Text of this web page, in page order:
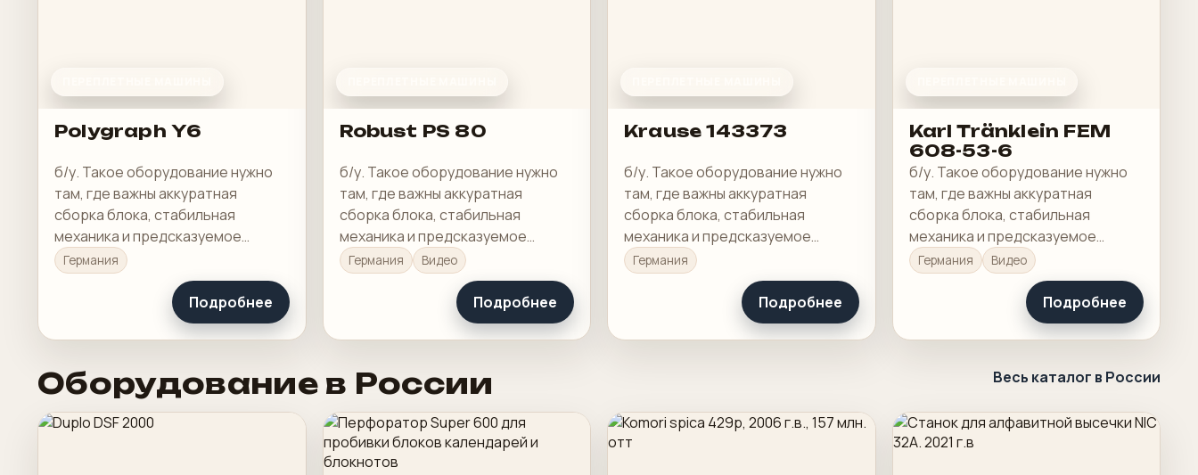
Polygraph Y6
б/у. Такое оборудование нужно
там, где важны аккуратная
сборка блока, стабильная
механика и предсказуемое
качество готового изделия.
Германия
Подробнее
Robust PS 80
б/у. Такое оборудование нужно
там, где важны аккуратная
сборка блока, стабильная
механика и предсказуемое
качество готового изделия.
Германия Видео
Подробнее
Krause 143373
б/у. Такое оборудование нужно
там, где важны аккуратная
сборка блока, стабильная
механика и предсказуемое
качество готового изделия.
Германия
Подробнее
Karl Tränklein FEM
608-53-6
б/у. Такое оборудование нужно
там, где важны аккуратная
сборка блока, стабильная
механика и предсказуемое
качество готового изделия.
Германия Видео
Подробнее
Оборудование в России Весь каталог в России